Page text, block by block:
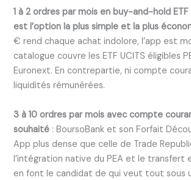
1 à 2 ordres par mois en buy-and-hold ETF
est l’option la plus simple et la plus
€ rend chaque achat indolore, l’app est
catalogue couvre les ETF UCITS éligibles
Euronext. En contrepartie, ni compte
liquidités rémunérées.
3 à 10 ordres par mois avec compte
souhaité : BoursoBank et son Forfait
App plus dense que celle de Trade
l’intégration native du PEA et le transfert
en font le candidat de qui veut tout sous